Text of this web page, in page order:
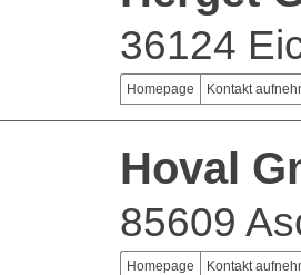
36124
Homepage Kontakt
Hoval
85609
Homepage Kontakt